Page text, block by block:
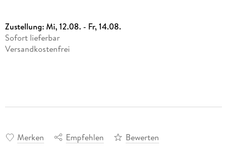
Zustellung:Mi, 12.08. - Fr, 14.08.
Sofort lieferbar
Versandkostenfrei
Merken Empfehlen Bewerten